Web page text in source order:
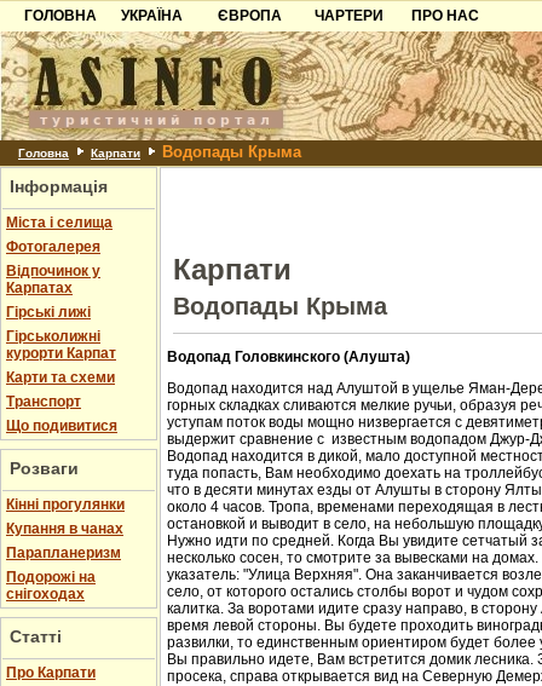
ГОЛОВНА
УКРАЇНА
Карпати
Азов
Причорноморря
Шацьк
ЄВРОПА
Чорногорія
Хорватія
Болгарія
Албанія
ЧАРТЕРИ
ПРО НАС
Контакти
Партнерам
Додати готель
Головна Карпати Водопады Крыма
Інформація
Міста і селища
Фотогалерея
Відпочинок у
Карпатах
Гірські лижі
Гірськолижні
курорти Карпат
Карти та схеми
Транспорт
Що подивитися
Розваги
Кінні прогулянки
Купання в чанах
Парапланеризм
Подорожі на
снігоходах
Статті
Про Карпати
Карпати
Водопады Крыма
Водопад Головкинского (Алушта)
Водопад находится над Алуштой в ущелье Яман-
горных складках сливаются мелкие ручьи, образуя
уступам поток воды мощно низвергается с
выдержит сравнение с известным водопадом Джур-
Водопад находится в дикой, мало доступной
туда попасть, Вам необходимо доехать на
что в десяти минутах езды от Алушты в сторону
около 4 часов. Тропа, временами переходящая в
остановкой и выводит в село, на небольшую
Нужно идти по средней. Когда Вы увидите сетчатый
несколько сосен, то смотрите за вывесками на
указатель: "Улица Верхняя". Она заканчивается
село, от которого остались столбы ворот и чудом
калитка. За воротами идите сразу направо, в
время левой стороны. Вы будете проходить
развилки, то единственным ориентиром будет более
Вы правильно идете, Вам встретится домик лесника.
просека, справа открывается вид на Северную